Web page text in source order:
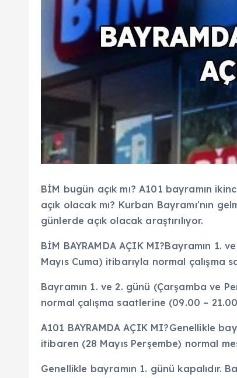
BİM bugün açık mı? A101 bayramın
açık olacak mı? Kurban Bayramı'nın
günlerde açık olacak araştırılıyor.
BİM BAYRAMDA AÇIK MI?Bayramın 1.
Mayıs Cuma) itibarıyla normal çalışma
Bayramın 1. ve 2. günü (Çarşamba ve
normal çalışma saatlerine (09.00 –
A101 BAYRAMDA AÇIK MI?Genellikle
itibaren (28 Mayıs Perşembe) normal
Genellikle bayramın 1. günü kapalıdır.